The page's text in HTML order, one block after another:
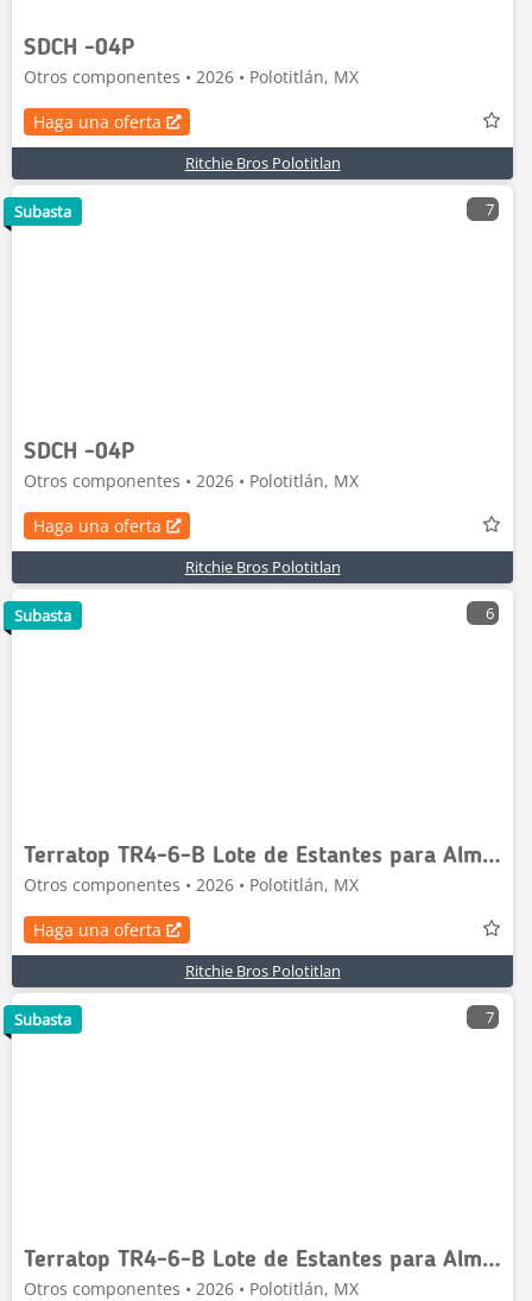
SDCH -04P
Otros componentes • 2026 • Polotitlán, MX
Haga una oferta
Ritchie Bros Polotitlan
7
SDCH -04P
Otros componentes • 2026 • Polotitlán, MX
Haga una oferta
Ritchie Bros Polotitlan
Subasta
6
Terratop TR4-6-B Lote de Estantes para Almacen (Si
Otros componentes • 2026 • Polotitlán, MX
Haga una oferta
Ritchie Bros Polotitlan
Subasta
7
Terratop TR4-6-B Lote de Estantes para Almacen (Si
Otros componentes • 2026 • Polotitlán, MX
Subasta